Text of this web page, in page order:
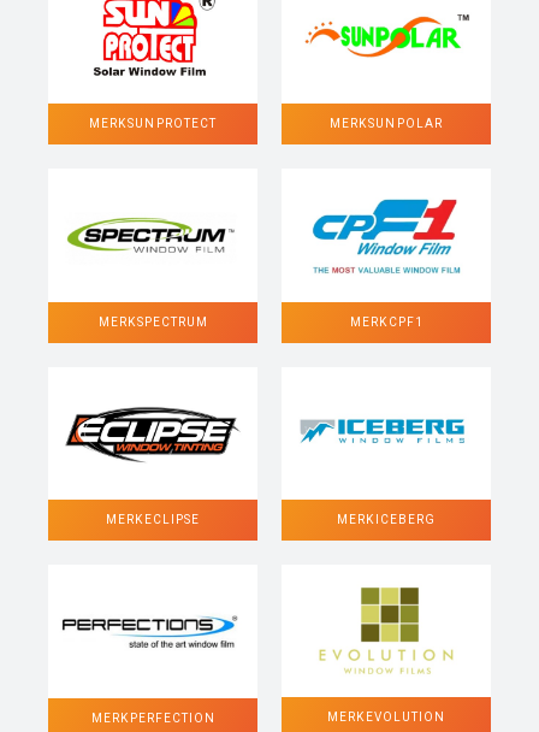
MERK SUN PROTECT MERK SUN POLAR
MERK SPECTRUM MERK CPF1
MERK ECLIPSE MERK ICEBERG
MERK PERFECTION MERK EVOLUTION